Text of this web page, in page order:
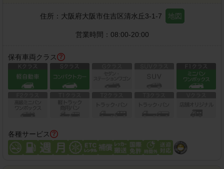
住所： 大阪府大阪市住吉区清水丘3-1-7 地図
営業時間： 08:00-20:00
保有車両クラス
各種サービス